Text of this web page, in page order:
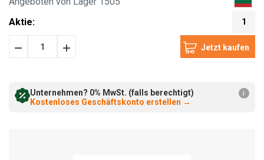
Aktie:
1
Menge Menge
Unternehmen? 0% MwSt. (falls berechtigt)
Kostenloses Geschäftskonto erstellen →
i